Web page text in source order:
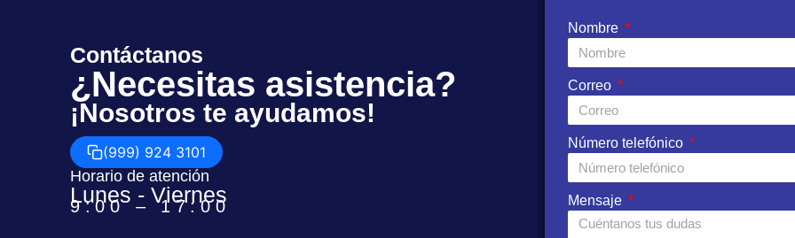
Nombre
Correo
Número telefónico
Mensaje
Contáctanos
¿Necesitas asistencia?
¡Nosotros te ayudamos!
(999) 924 3101
Horario de atención
Lunes - Viernes
9:00 – 17:00